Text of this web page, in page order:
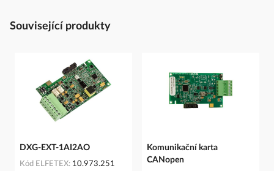
Související produkty
DXG-EXT-1AI2AO
Kód ELFETEX 10.973.251
Komunikační karta
CANopen